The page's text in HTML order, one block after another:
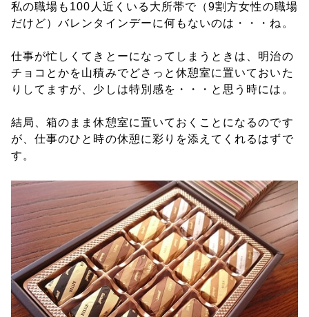
私の職場も100人近くいる大所帯で（9割方女性の職場
だけど）バレンタインデーに何もないのは・・・ね。
仕事が忙しくてきとーになってしまうときは、明治の
チョコとかを山積みでどさっと休憩室に置いておいた
りしてますが、少しは特別感を・・・と思う時には。
結局、箱のまま休憩室に置いておくことになるのです
が、仕事のひと時の休憩に彩りを添えてくれるはずで
す。